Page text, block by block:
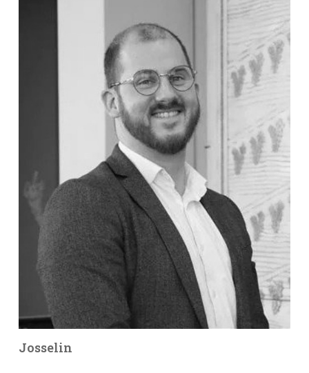
Josselin